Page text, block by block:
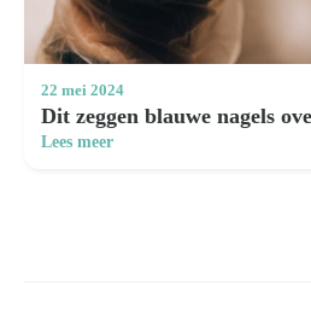
22 mei 2024
Dit zeggen blauwe nagels
Lees meer